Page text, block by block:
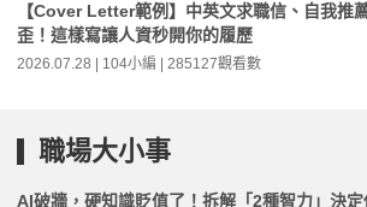
【Cover Letter範例】中英文求職信、自我推
歪！這樣寫讓人資秒開你的履歷
2026.07.28 | 104小編 | 285127觀看數
職場大小事
AI破牆，硬知識貶值了！拆解「2種智力」決